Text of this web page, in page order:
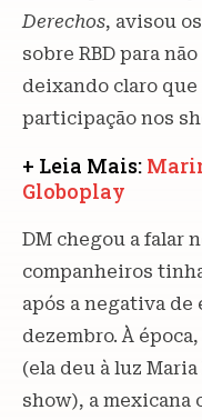
Derechos, avisou
sobre RBD para
deixando claro que
participação nos
+ Leia Mais:
Globoplay
DM chegou a falar
companheiros
após a negativa de
dezembro. À
(ela deu à luz
show), a mexicana